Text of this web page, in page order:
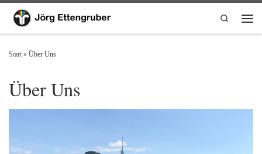
Zum Inhalt springen
Search
Start » Über Uns
Über Uns